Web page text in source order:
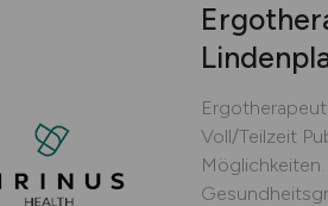
Voll/Teilzeit